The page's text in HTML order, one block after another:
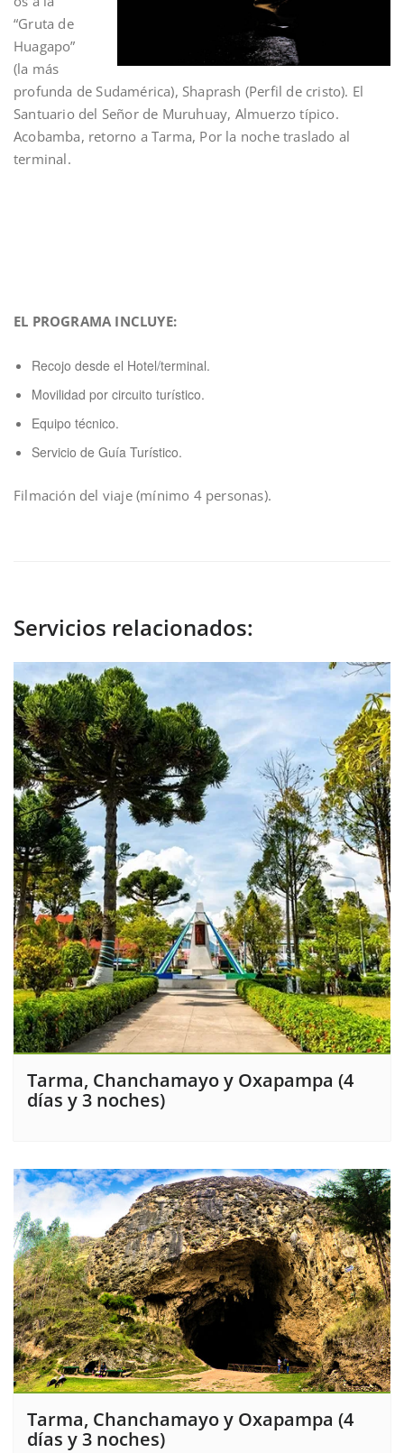
“Gruta de
Huagapo”
(la más
profunda de Sudamérica), Shaprash (Perfil de cristo). El
Santuario del Señor de Muruhuay, Almuerzo típico.
Acobamba, retorno a Tarma, Por la noche traslado al
terminal.
EL PROGRAMA INCLUYE:
Recojo desde el Hotel/terminal.
Movilidad por circuito turístico.
Equipo técnico.
Servicio de Guía Turístico.
Filmación del viaje (mínimo 4 personas).
Servicios relacionados:
Tarma, Chanchamayo y Oxapampa (4
días y 3 noches)
Tarma, Chanchamayo y Oxapampa (4
días y 3 noches)